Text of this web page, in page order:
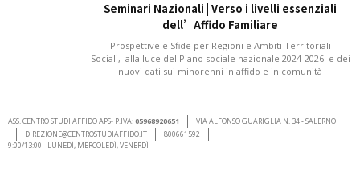
Seminari Nazionali | Verso i livelli essenziali
dell’Affido Familiare
Prospettive e Sfide per Regioni e Ambiti Territoriali
Sociali, alla luce del Piano sociale nazionale 2024-2026 e dei
nuovi dati sui minorenni in affido e in comunità
ASS. CENTRO STUDI AFFIDO APS- P.IVA:05968920651
VIA ALFONSO GUARIGLIA N. 34 - SALERNO
DIREZIONE@CENTROSTUDIAFFIDO.IT
800661592
9:00/13:00 - LUNEDÌ, MERCOLEDÌ, VENERDÌ